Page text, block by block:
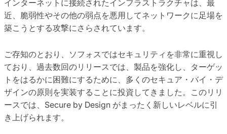
インターネットに接続されたインフラストラクチャは、最
近、脆弱性やその他の弱点を悪用してネットワークに足場を
築こうとする攻撃にさらされています。
ご存知のとおり、ソフォスではセキュリティを非常に重視し
ており、過去数回のリリースでは、製品を強化し、ターゲッ
トをはるかに困難にするために、多くのセキュア・バイ・デ
ザインの原則を実装することに投資してきました。このリリ
ースでは、Secure by Design がまったく新しいレベルに引
き上げられます。